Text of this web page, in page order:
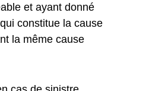
et ayant donné
constitue la cause
la même cause